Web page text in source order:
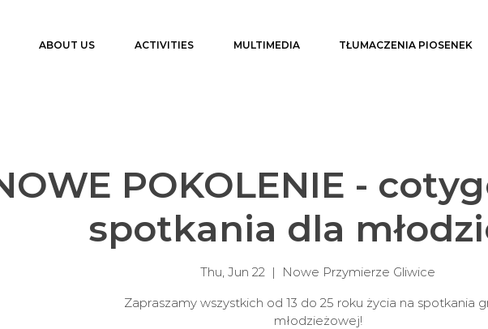
ABOUT US ACTIVITIES MULTIMEDIA TŁUMACZENIA PIOSENEK
POKOLENIE -
spotkania dla
Thu, Jun 22
  |
Nowe Przymierze Gliwice
Zapraszamy wszystkich od 13 do 25 roku życia na spotkania
młodzieżowej!